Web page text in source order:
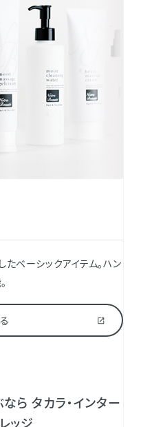
ベーシックアイテム。ハン
ら タカラ・インター
ッジ